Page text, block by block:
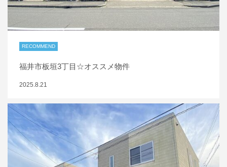
RECOMMEND
福井市板垣3丁目☆オススメ物件
2025.8.21